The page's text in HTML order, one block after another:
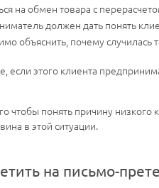
на обмен товара с
должен дать понять
объяснить, почему случилась
если этого клиента
чтобы понять причину
в этой ситуации.
на письмо-